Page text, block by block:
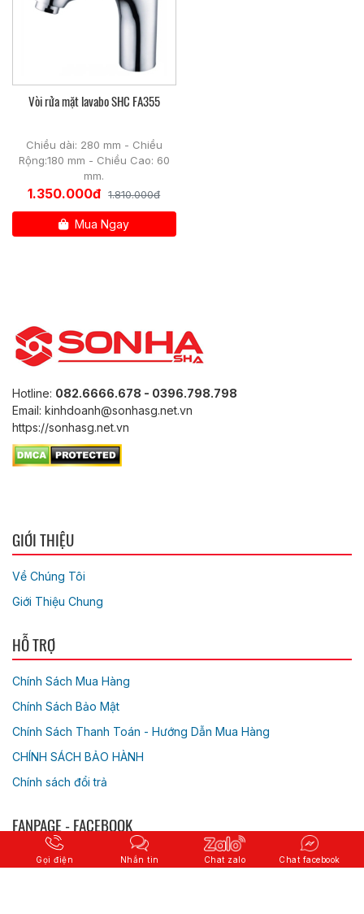
Vòi rửa mặt lavabo SHC FA355
Chiều dài: 280 mm - Chiều
Rộng:180 mm - Chiều Cao: 60
mm.
1.350.000đ 1.810.000đ
Mua Ngay
Hotline: 082.6666.678 - 0396.798.798
Email: kinhdoanh@sonhasg.net.vn
https://sonhasg.net.vn
GIỚI THIỆU
Về Chúng Tôi
Giới Thiệu Chung
HỖ TRỢ
Chính Sách Mua Hàng
Chính Sách Bảo Mật
Chính Sách Thanh Toán - Hướng Dẫn Mua Hàng
CHÍNH SÁCH BẢO HÀNH
Chính sách đổi trả
FANPAGE - FACEBOOK
Gọi điện Nhắn tin Chat zalo Chat facebook